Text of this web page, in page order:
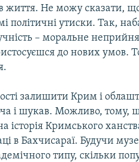
життя. Не можу сказати,
політичні утиски. Так,
– моральне
до нових умов.
залишити Крим і
і шукав. Можливо, тому,
історія Кримського
в Бахчисараї. Будучи
типу, скільки